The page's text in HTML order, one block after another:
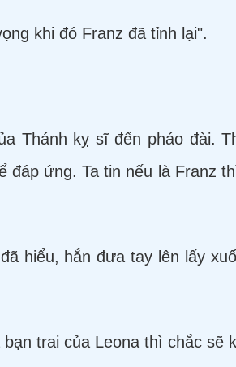
khi đó Franz đã tỉnh lại".
Thánh kỵ sĩ đến pháo đài.
đáp ứng. Ta tin nếu là Franz
hiểu, hắn đưa tay lên lấy
trai của Leona thì chắc sẽ